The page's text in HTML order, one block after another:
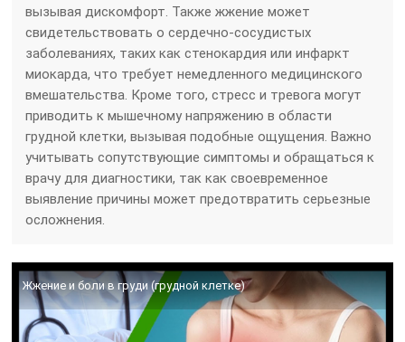
вызывая дискомфорт. Также жжение может
свидетельствовать о сердечно-сосудистых
заболеваниях, таких как стенокардия или инфаркт
миокарда, что требует немедленного медицинского
вмешательства. Кроме того, стресс и тревога могут
приводить к мышечному напряжению в области
грудной клетки, вызывая подобные ощущения. Важно
учитывать сопутствующие симптомы и обращаться к
врачу для диагностики, так как своевременное
выявление причины может предотвратить серьезные
осложнения.
Жжение и боли в груди (грудной клетке)